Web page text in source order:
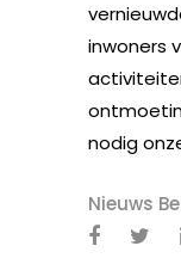
inwoners
nodig
Nieuws